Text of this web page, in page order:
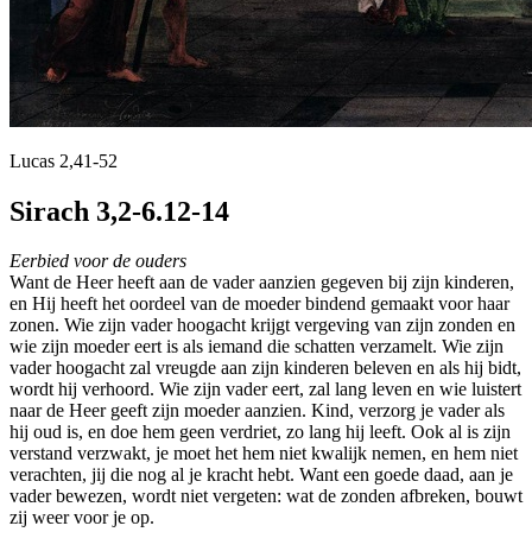
Lucas 2,41-52
Sirach 3,2-6.12-14
Eerbied voor de ouders
Want de Heer heeft aan de vader aanzien gegeven bij zijn kinderen,
en Hij heeft het oordeel van de moeder bindend gemaakt voor haar
zonen. Wie zijn vader hoogacht krijgt vergeving van zijn zonden en
wie zijn moeder eert is als iemand die schatten verzamelt. Wie zijn
vader hoogacht zal vreugde aan zijn kinderen beleven en als hij bidt,
wordt hij verhoord. Wie zijn vader eert, zal lang leven en wie luistert
naar de Heer geeft zijn moeder aanzien. Kind, verzorg je vader als
hij oud is, en doe hem geen verdriet, zo lang hij leeft. Ook al is zijn
verstand verzwakt, je moet het hem niet kwalijk nemen, en hem niet
verachten, jij die nog al je kracht hebt. Want een goede daad, aan je
vader bewezen, wordt niet vergeten: wat de zonden afbreken, bouwt
zij weer voor je op.